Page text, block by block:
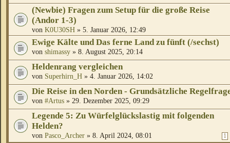
(Newbie) Fragen zum Setup für die große Reise
(Andor 1-3)
von K0U30SH » 5. Januar 2026, 12:49
Ewige Kälte und Das ferne Land zu fünft (/sechst)
von shimassy » 8. August 2025, 20:14
Heldenrang vergleichen
von Superhirn_H » 4. Januar 2026, 14:02
Die Reise in den Norden - Grundsätzliche
von #Artus » 29. Dezember 2025, 09:29
Legende 5: Zu Würfelglückslastig mit folgenden
Helden?
1
von Pasco_Archer » 8. April 2024, 08:01